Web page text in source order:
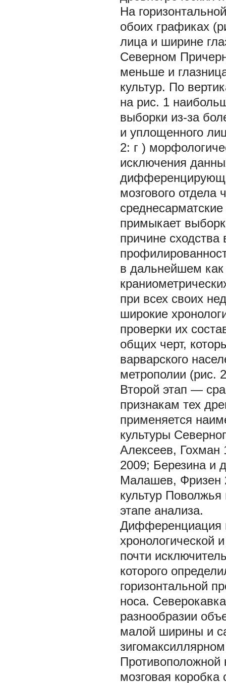
На
обоих графиках
лица и ширине
Северном
меньше и
культур. По
на рис. 1
выборки из-за
и уплощенного
2: г )
исключения
мозгового
примыкает
причине
в дальнейшем как
при всех своих
широкие
проверки их
общих черт,
варварского
метрополии (рис.
Второй этап —
признакам тех
применяется
культуры
Алексеев, Гохман
2009; Березина и
Малашев, Фризен
культур
этапе анализа.
Дифференциация
хронологической
почти
которого
горизонтальной
носа.
разнообразии
малой ширины и
мозговая